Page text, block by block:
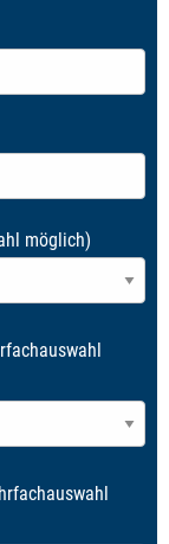
möglich)